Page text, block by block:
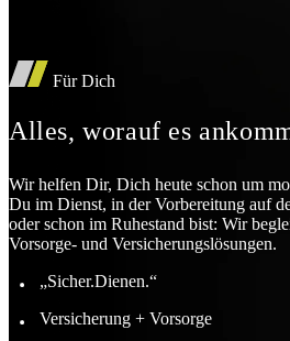
Für Dich
Alles, worauf es
Wir helfen Dir, Dich heute schon um
Du im Dienst, in der Vorbereitung auf
oder schon im Ruhestand bist: Wir
Vorsorge- und Versicherungslösungen.
„Sicher.Dienen.“
Versicherung + Vorsorge